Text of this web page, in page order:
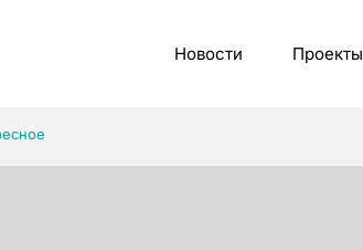
Новости Проекты